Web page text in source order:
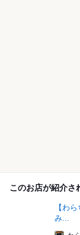
このお店が紹介さ
【わ
み...